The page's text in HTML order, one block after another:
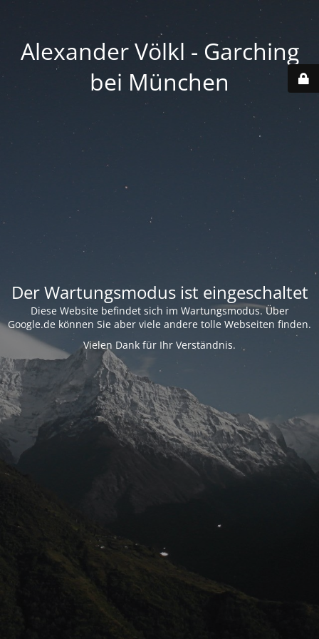
Alexander Völkl - Garching
bei München
Der Wartungsmodus ist eingeschaltet
Diese Website befindet sich im Wartungsmodus. Über
Google.de können Sie aber viele andere tolle Webseiten finden.
Vielen Dank für Ihr Verständnis.